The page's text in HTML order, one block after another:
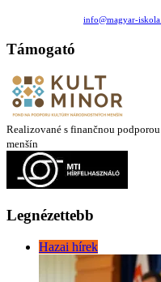
info@magyar-
Támogató
Realizované s finančnou
menšín
Legnézettebb
Hazai hírek